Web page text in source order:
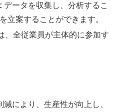
データを収集し、分析するこ
立案することができます。
、全従業員が主体的に参加す
減により、生産性が向上し、